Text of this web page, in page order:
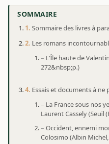
SOMMAIRE
Sommaire des livres à
Les romans
L'Île haute de
272&nbsp;p.)
Essais et documents à ne
La France sous nos
Laurent Cassely (Seuil
Occident, ennemi
Colosimo (Albin